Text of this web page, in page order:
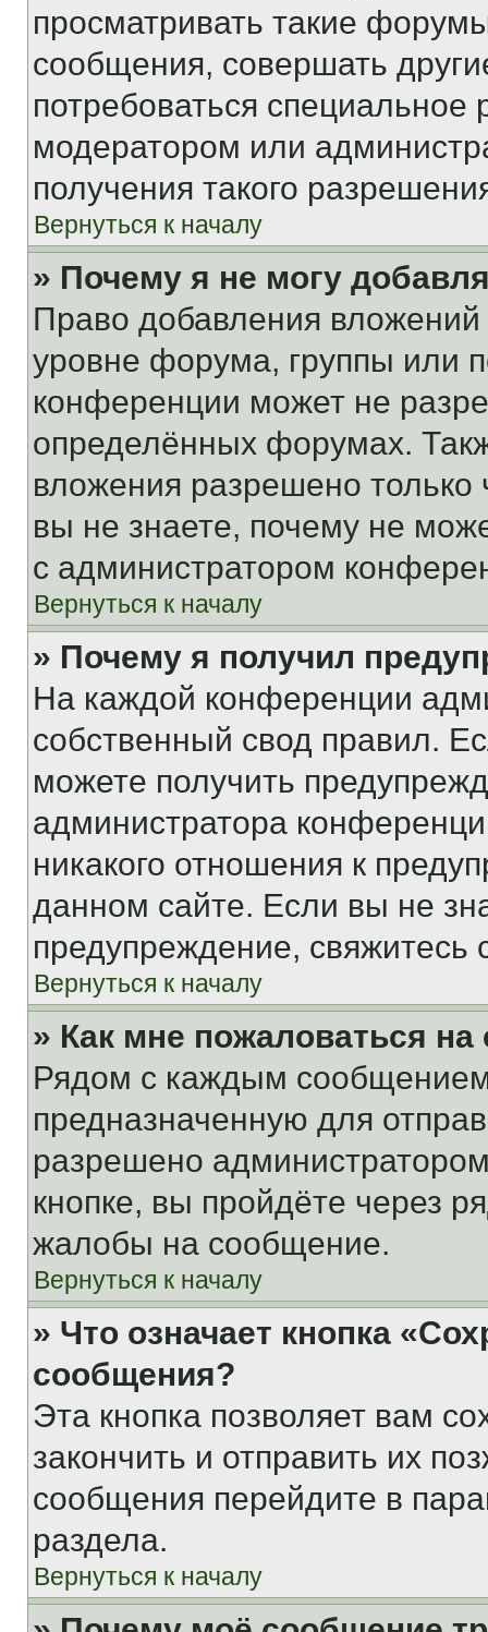
просматривать такие
сообщения, совершать
потребоваться
модератором или
получения такого
Вернуться к началу
» Почему я не могу
Право добавления
уровне форума, группы или
конференции может не
определённых форумах.
вложения разрешено
вы не знаете, почему не
с администратором
Вернуться к началу
» Почему я получил
На каждой конференции
собственный свод правил.
можете получить
администратора
никакого отношения к
данном сайте. Если вы не
предупреждение,
Вернуться к началу
» Как мне пожаловаться
Рядом с каждым сообщением
предназначенную для
разрешено
кнопке, вы пройдёте через
жалобы на сообщение.
Вернуться к началу
» Что означает кнопка
сообщения?
Эта кнопка позволяет вам
закончить и отправить их
сообщения перейдите в
раздела.
Вернуться к началу